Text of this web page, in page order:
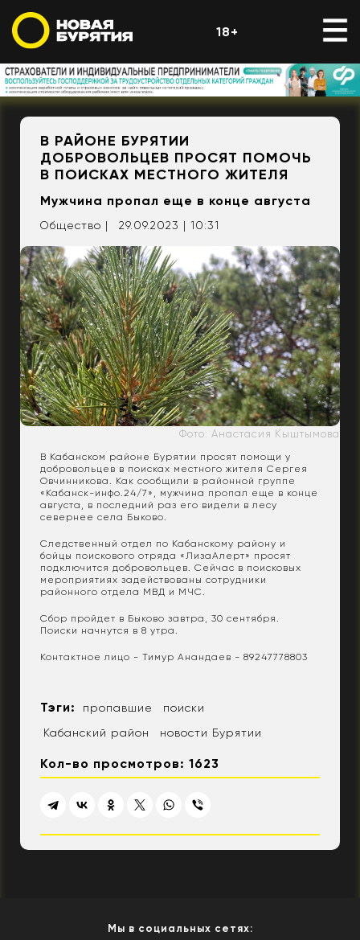
18+
В РАЙОНЕ БУРЯТИИ
ДОБРОВОЛЬЦЕВ ПРОСЯТ ПОМОЧЬ
В ПОИСКАХ МЕСТНОГО ЖИТЕЛЯ
Мужчина пропал еще в конце августа
Общество | 29.09.2023 | 10:31
Фото: Анастасия Кыштымова
В Кабанском районе Бурятии просят помощи у
добровольцев в поисках местного жителя Сергея
Овчинникова. Как сообщили в районной группе
«Кабанск-инфо.24/7», мужчина пропал еще в конце
августа, в последний раз его видели в лесу
севернее села Быково.
Следственный отдел по Кабанскому району и
бойцы поискового отряда «ЛизаАлерт» просят
подключится добровольцев. Сейчас в поисковых
мероприятиях задействованы сотрудники
районного отдела МВД и МЧС.
Сбор пройдет в Быково завтра, 30 сентября.
Поиски начнутся в 8 утра.
Контактное лицо - Тимур Анандаев - 89247778803
Тэги: пропавшие
поиски
Кабанский район
новости Бурятии
Кол-во просмотров: 1623
Мы в социальных сетях: